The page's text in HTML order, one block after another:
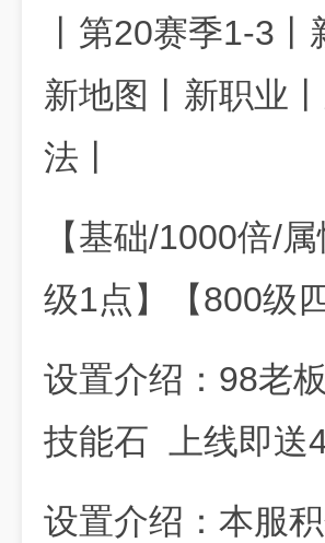
丨第20赛季1-3
新地图丨新职业
法丨
【基础/1000倍/
级1点】【800级
设置介绍：98老
技能石 上线即送
设置介绍：本服